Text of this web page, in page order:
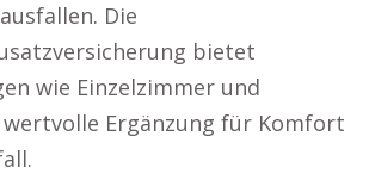
Die
bietet
wie Einzelzimmer und
Ergänzung für Komfort